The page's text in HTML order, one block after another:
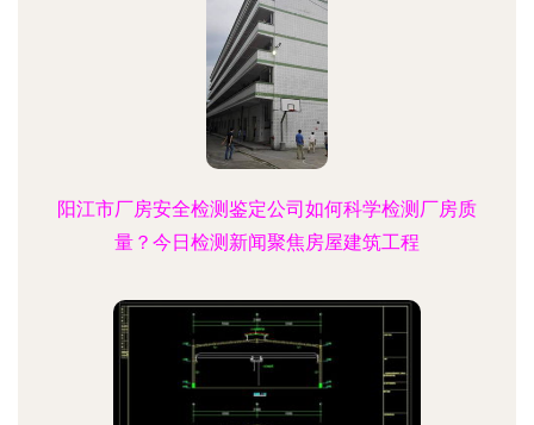
阳江市厂房安全检测鉴定公司如何科学检测厂房质
量？今日检测新闻聚焦房屋建筑工程